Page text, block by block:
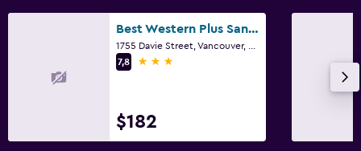
Best Western Plus Sands
7,8
3 estrellas
$182